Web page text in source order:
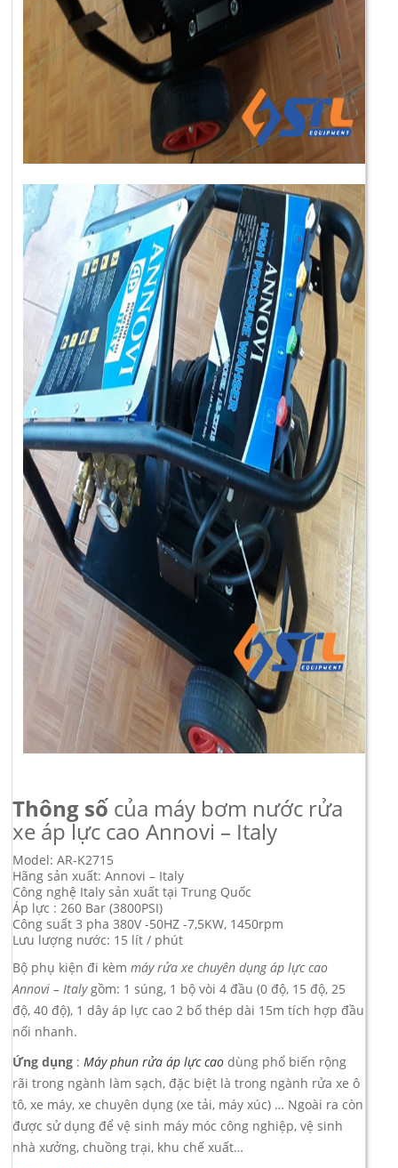
Thông số của máy bơm nước rửa
xe áp lực cao Annovi – Italy
Model: AR-K2715
Hãng sản xuất: Annovi – Italy
Công nghệ Italy sản xuất tại Trung Quốc
Áp lực : 260 Bar (3800PSI)
Công suất 3 pha 380V -50HZ -7,5KW, 1450rpm
Lưu lượng nước: 15 lít / phút
Bộ phụ kiện đi kèm máy rửa xe chuyên dụng áp lực cao
Annovi – Italygồm: 1 súng, 1 bộ vòi 4 đầu (0 độ, 15 độ, 25
độ, 40 độ), 1 dây áp lực cao 2 bố thép dài 15m tích hợp đầu
nối nhanh.
Ứng dụng :Máy phun rửa áp lực cao dùng phổ biến rộng
rãi trong ngành làm sạch, đặc biệt là trong ngành rửa xe ô
tô, xe máy, xe chuyên dụng (xe tải, máy xúc) … Ngoài ra còn
được sử dụng để vệ sinh máy móc công nghiệp, vệ sinh
nhà xưởng, chuồng trại, khu chế xuất…